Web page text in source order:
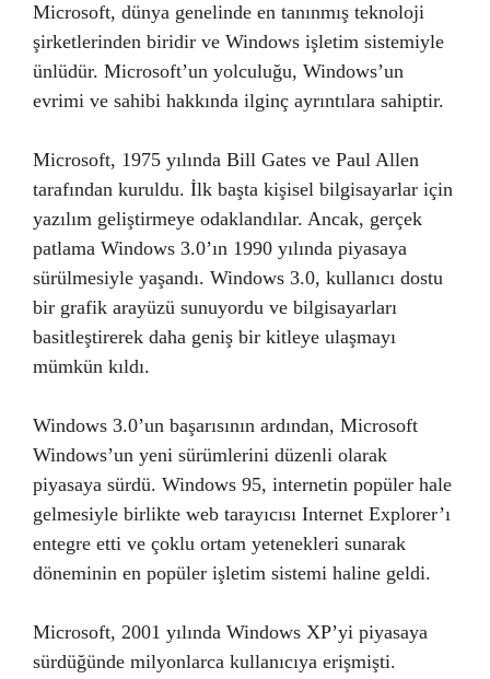
Microsoft, dünya genelinde en tanınmış teknoloji
şirketlerinden biridir ve Windows işletim sistemiyle
ünlüdür. Microsoft’un yolculuğu, Windows’un
evrimi ve sahibi hakkında ilginç ayrıntılara sahiptir.
Microsoft, 1975 yılında Bill Gates ve Paul Allen
tarafından kuruldu. İlk başta kişisel bilgisayarlar için
yazılım geliştirmeye odaklandılar. Ancak, gerçek
patlama Windows 3.0’ın 1990 yılında piyasaya
sürülmesiyle yaşandı. Windows 3.0, kullanıcı dostu
bir grafik arayüzü sunuyordu ve bilgisayarları
basitleştirerek daha geniş bir kitleye ulaşmayı
mümkün kıldı.
Windows 3.0’un başarısının ardından, Microsoft
Windows’un yeni sürümlerini düzenli olarak
piyasaya sürdü. Windows 95, internetin popüler hale
gelmesiyle birlikte web tarayıcısı Internet Explorer’ı
entegre etti ve çoklu ortam yetenekleri sunarak
döneminin en popüler işletim sistemi haline geldi.
Microsoft, 2001 yılında Windows XP’yi piyasaya
sürdüğünde milyonlarca kullanıcıya erişmişti.